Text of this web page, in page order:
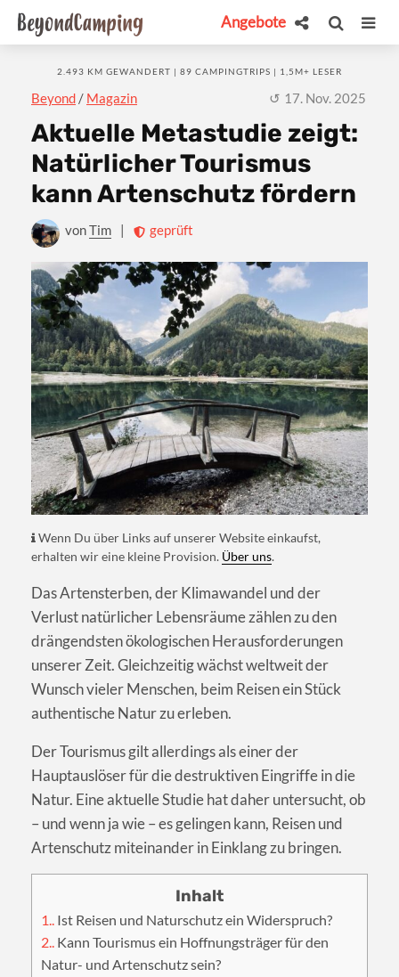
Angebote
Beyond / Magazin
2.493 KM GEWANDERT | 89 CAMPINGTRIPS | 1,5M+ LESER
17. Nov. 2025
Aktuelle Metastudie zeigt:
Natürlicher Tourismus
kann Artenschutz fördern
vonTim geprüft
Wenn Du über Links auf unserer Website einkaufst,
erhalten wir eine kleine Provision. Über uns.
Das Artensterben, der Klimawandel und der
Verlust natürlicher Lebensräume zählen zu den
drängendsten ökologischen Herausforderungen
unserer Zeit. Gleichzeitig wächst weltweit der
Wunsch vieler Menschen, beim Reisen ein Stück
authentische Natur zu erleben.
Der Tourismus gilt allerdings als einer der
Hauptauslöser für die destruktiven Eingriffe in die
Natur. Eine aktuelle Studie hat daher untersucht, ob
– und wenn ja wie – es gelingen kann, Reisen und
Artenschutz miteinander in Einklang zu bringen.
1. Ist Reisen und Naturschutz ein Widerspruch?
2. Kann Tourismus ein Hoffnungsträger für den
Natur- und Artenschutz sein?